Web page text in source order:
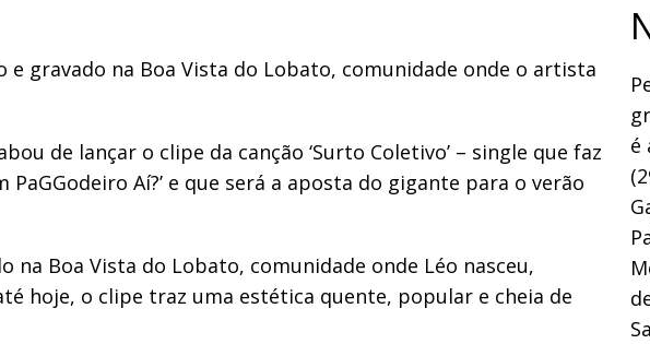
e gravado na Boa Vista do Lobato, comunidade onde o artista
de lançar o clipe da canção ‘Surto Coletivo’ – single que faz
PaGGodeiro Aí?’ e que será a aposta do gigante para o verão
na Boa Vista do Lobato, comunidade onde Léo nasceu,
hoje, o clipe traz uma estética quente, popular e cheia de
é